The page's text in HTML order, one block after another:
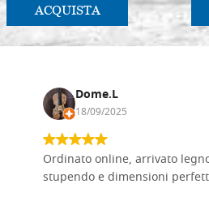
ACQUISTA
Dome.L
18/09/2025
Ordinato online, arrivato
stupendo e dimensioni